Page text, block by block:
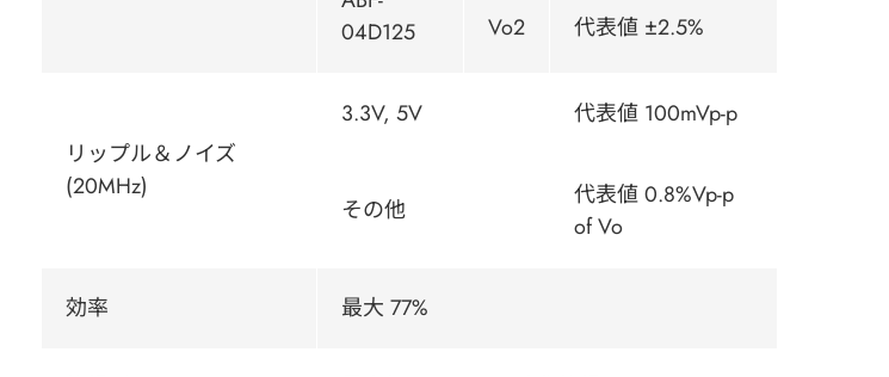
04D125
Vo2 代表値 ±2.5%
リップル＆ノイズ
(20MHz)
3.3V, 5V 代表値 100mVp-p
その他
代表値 0.8%Vp-p
of Vo
効率 最大 77%